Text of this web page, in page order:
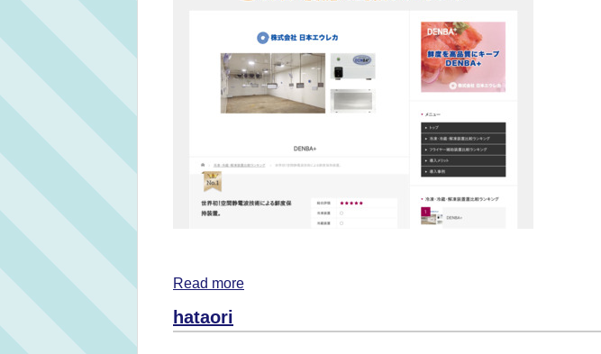
Read more
hataori